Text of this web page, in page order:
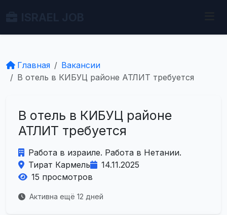
Главная
Вакансии
В отель в КИБУЦ районе АТЛИТ требуется
В отель в КИБУЦ районе
АТЛИТ требуется
Работа в израиле. Работа в Нетании.
Тират Кармель
14.11.2025
15 просмотров
Активна ещё 12 дней